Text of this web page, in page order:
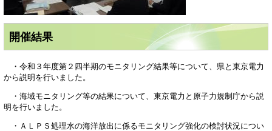
開催結果
・令和３年度第２四半期のモニタリング結果等について、県と東京電力
から説明を行いました。
・海域モニタリング等の結果について、東京電力と原子力規制庁から説
明を行いました。
・ＡＬＰＳ処理水の海洋放出に係るモニタリング強化の検討状況につい